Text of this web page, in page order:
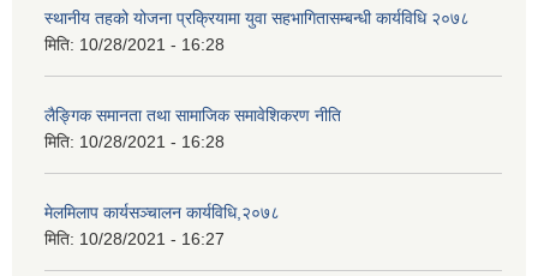
स्थानीय तहको योजना प्रक्रियामा युवा सहभागितासम्बन्धी कार्यविधि २०७८
मिति: 10/28/2021 - 16:28
लैङ्गिक समानता तथा सामाजिक समावेशिकरण नीति
मिति: 10/28/2021 - 16:28
मेलमिलाप कार्यसञ्चालन कार्यविधि,२०७८
मिति: 10/28/2021 - 16:27